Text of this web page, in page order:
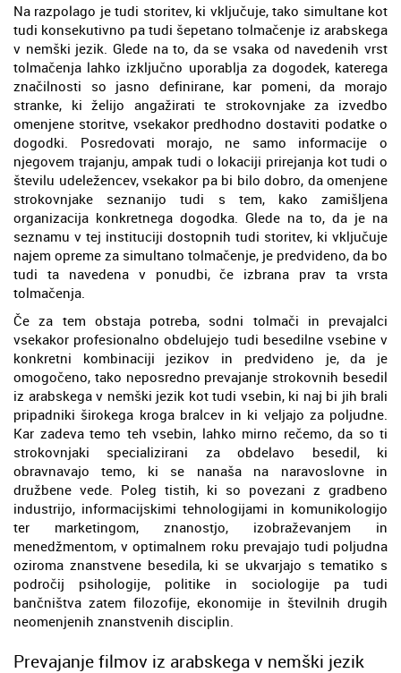
Na razpolago je tudi storitev, ki vključuje, tako simultane kot
tudi konsekutivno pa tudi šepetano tolmačenje iz arabskega
v nemški jezik. Glede na to, da se vsaka od navedenih vrst
tolmačenja lahko izključno uporablja za dogodek, katerega
značilnosti so jasno definirane, kar pomeni, da morajo
stranke, ki želijo angažirati te strokovnjake za izvedbo
omenjene storitve, vsekakor predhodno dostaviti podatke o
dogodki. Posredovati morajo, ne samo informacije o
njegovem trajanju, ampak tudi o lokaciji prirejanja kot tudi o
številu udeležencev, vsekakor pa bi bilo dobro, da omenjene
strokovnjake seznanijo tudi s tem, kako zamišljena
organizacija konkretnega dogodka. Glede na to, da je na
seznamu v tej instituciji dostopnih tudi storitev, ki vključuje
najem opreme za simultano tolmačenje, je predvideno, da bo
tudi ta navedena v ponudbi, če izbrana prav ta vrsta
tolmačenja.
Če za tem obstaja potreba, sodni tolmači in prevajalci
vsekakor profesionalno obdelujejo tudi besedilne vsebine v
konkretni kombinaciji jezikov in predvideno je, da je
omogočeno, tako neposredno prevajanje strokovnih besedil
iz arabskega v nemški jezik kot tudi vsebin, ki naj bi jih brali
pripadniki širokega kroga bralcev in ki veljajo za poljudne.
Kar zadeva temo teh vsebin, lahko mirno rečemo, da so ti
strokovnjaki specializirani za obdelavo besedil, ki
obravnavajo temo, ki se nanaša na naravoslovne in
družbene vede. Poleg tistih, ki so povezani z gradbeno
industrijo, informacijskimi tehnologijami in komunikologijo
ter marketingom, znanostjo, izobraževanjem in
menedžmentom, v optimalnem roku prevajajo tudi poljudna
oziroma znanstvene besedila, ki se ukvarjajo s tematiko s
področij psihologije, politike in sociologije pa tudi
bančništva zatem filozofije, ekonomije in številnih drugih
neomenjenih znanstvenih disciplin.
Prevajanje filmov iz arabskega v nemški jezik